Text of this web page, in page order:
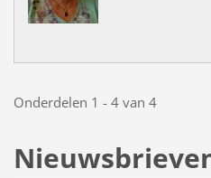
Onderdelen 1 - 4 van 4